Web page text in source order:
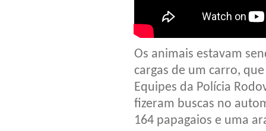
Os animais estavam
cargas de um carro,
Equipes da Polícia
fizeram buscas no
164 papagaios e uma